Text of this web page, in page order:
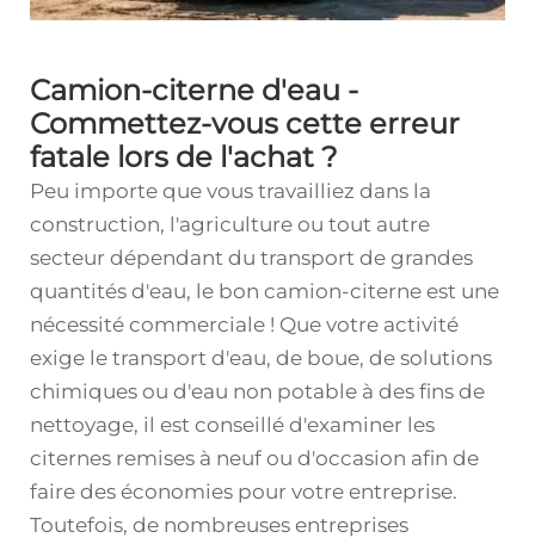
Camion-citerne d'eau -
Commettez-vous cette erreur
fatale lors de l'achat ?
Peu importe que vous travailliez dans la
construction, l'agriculture ou tout autre
secteur dépendant du transport de grandes
quantités d'eau, le bon camion-citerne est une
nécessité commerciale ! Que votre activité
exige le transport d'eau, de boue, de solutions
chimiques ou d'eau non potable à des fins de
nettoyage, il est conseillé d'examiner les
citernes remises à neuf ou d'occasion afin de
faire des économies pour votre entreprise.
Toutefois, de nombreuses entreprises